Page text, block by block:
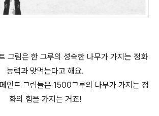
그림은 한 그루의 성숙한 나무가 가지는 정화
능력과 맞먹는다고 해요.
인트 그림들은 1500그루의 나무가 가지는 정
화의 힘을 가지는 거죠!